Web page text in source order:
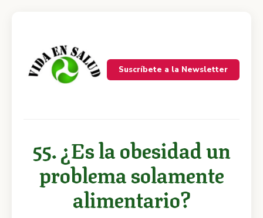
Suscríbete a la Newsletter
55. ¿Es la obesidad un
problema solamente
alimentario?